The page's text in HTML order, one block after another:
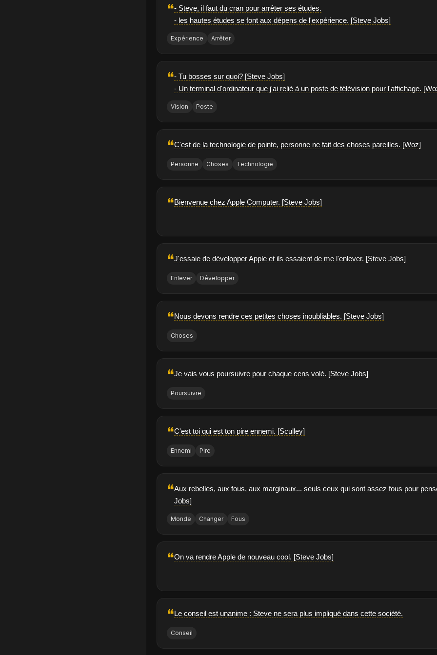
❝- Steve, il faut du cran pour arrêter ses études.
- les hautes études se font aux dépens de l'expérience. [Steve Jobs]
Expérience Arrêter
❝- Tu bosses sur quoi? [Steve Jobs]
- Un terminal d'ordinateur que j'ai relié à un poste de télévision pour l'affichage.
Vision Poste
❝C'est de la technologie de pointe, personne ne fait des choses pareilles. [Woz]
Personne Choses Technologie
❝Bienvenue chez Apple Computer. [Steve Jobs]
❝J'essaie de développer Apple et ils essaient de me l'enlever. [Steve Jobs]
Enlever Développer
❝Nous devons rendre ces petites choses inoubliables. [Steve Jobs]
Choses
❝Je vais vous poursuivre pour chaque cens volé. [Steve Jobs]
Poursuivre
❝C'est toi qui est ton pire ennemi. [Sculley]
Ennemi Pire
❝Aux rebelles, aux fous, aux marginaux... seuls ceux qui sont assez fous pour
Jobs]
Monde Changer Fous
❝On va rendre Apple de nouveau cool. [Steve Jobs]
❝Le conseil est unanime : Steve ne sera plus impliqué dans cette société.
Conseil